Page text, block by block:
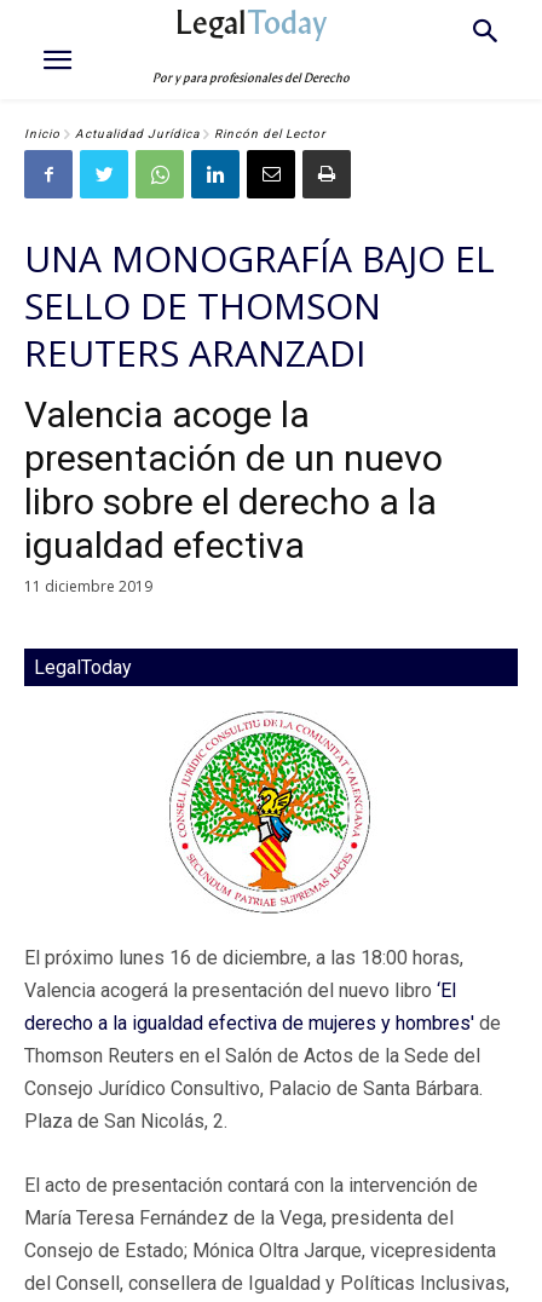
LegalToday
Por y para profesionales del Derecho
Inicio Actualidad Jurídica Rincón del Lector
UNA MONOGRAFÍA BAJO EL
SELLO DE THOMSON
REUTERS ARANZADI
Valencia acoge la
presentación de un nuevo
libro sobre el derecho a la
igualdad efectiva
11 diciembre 2019
LegalToday
El próximo lunes 16 de diciembre, a las 18:00 horas,
Valencia acogerá la presentación del nuevo libro ‘El
derecho a la igualdad efectiva de mujeres y hombres' de
Thomson Reuters en el Salón de Actos de la Sede del
Consejo Jurídico Consultivo, Palacio de Santa Bárbara.
Plaza de San Nicolás, 2.
El acto de presentación contará con la intervención de
María Teresa Fernández de la Vega, presidenta del
Consejo de Estado; Mónica Oltra Jarque, vicepresidenta
del Consell, consellera de Igualdad y Políticas Inclusivas,